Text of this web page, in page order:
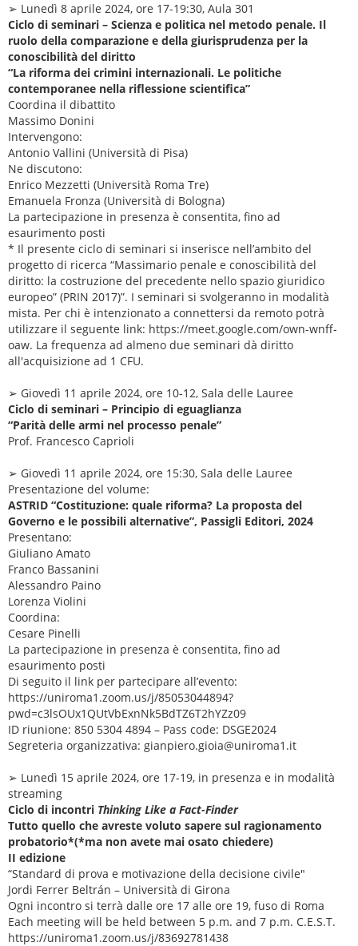
➢ Lunedì 8 aprile 2024, ore 17-19:30, Aula 301
Ciclo di seminari – Scienza e politica nel metodo penale. Il
ruolo della comparazione e della giurisprudenza per la
conoscibilità del diritto
“La riforma dei crimini internazionali. Le politiche
contemporanee nella riflessione scientifica”
Coordina il dibattito
Massimo Donini
Intervengono:
Antonio Vallini (Università di Pisa)
Ne discutono:
Enrico Mezzetti (Università Roma Tre)
Emanuela Fronza (Università di Bologna)
La partecipazione in presenza è consentita, fino ad
esaurimento posti
* Il presente ciclo di seminari si inserisce nell’ambito del
progetto di ricerca “Massimario penale e conoscibilità del
diritto: la costruzione del precedente nello spazio giuridico
europeo” (PRIN 2017)”. I seminari si svolgeranno in modalità
mista. Per chi è intenzionato a connettersi da remoto potrà
utilizzare il seguente link: https://meet.google.com/own-wnff-
oaw. La frequenza ad almeno due seminari dà diritto
all'acquisizione ad 1 CFU.
➢ Giovedì 11 aprile 2024, ore 10-12, Sala delle Lauree
Ciclo di seminari – Principio di eguaglianza
“Parità delle armi nel processo penale”
Prof. Francesco Caprioli
➢ Giovedì 11 aprile 2024, ore 15:30, Sala delle Lauree
Presentazione del volume:
ASTRID “Costituzione: quale riforma? La proposta del
Governo e le possibili alternative”, Passigli Editori, 2024
Presentano:
Giuliano Amato
Franco Bassanini
Alessandro Paino
Lorenza Violini
Coordina:
Cesare Pinelli
La partecipazione in presenza è consentita, fino ad
esaurimento posti
Di seguito il link per partecipare all’evento:
https://uniroma1.zoom.us/j/85053044894?
pwd=c3lsOUx1QUtVbExnNk5BdTZ6T2hYZz09
ID riunione: 850 5304 4894 – Pass code: DSGE2024
Segreteria organizzativa: gianpiero.gioia@uniroma1.it
➢ Lunedì 15 aprile 2024, ore 17-19, in presenza e in modalità
streaming
Ciclo di incontri Thinking Like a Fact-Finder
Tutto quello che avreste voluto sapere sul ragionamento
probatorio*(*ma non avete mai osato chiedere)
II edizione
“Standard di prova e motivazione della decisione civile"
Jordi Ferrer Beltrán – Università di Girona
Ogni incontro si terrà dalle ore 17 alle ore 19, fuso di Roma
Each meeting will be held between 5 p.m. and 7 p.m. C.E.S.T.
https://uniroma1.zoom.us/j/83692781438